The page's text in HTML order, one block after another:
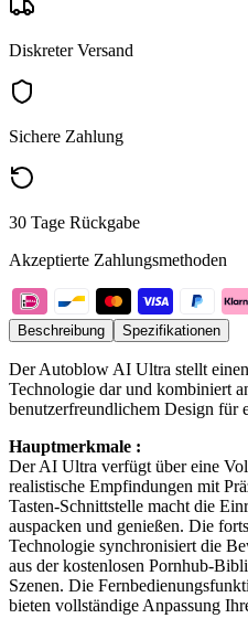
Diskreter Versand
Sichere Zahlung
30 Tage Rückgabe
Akzeptierte Zahlungsmethoden
Beschreibung Spezifikationen
Der Autoblow AI Ultra stellt
Technologie dar und kombiniert
benutzerfreundlichem Design für
Hauptmerkmale :
Der AI Ultra verfügt über eine
realistische Empfindungen mit
Tasten-Schnittstelle macht die
auspacken und genießen. Die
Technologie synchronisiert die
aus der kostenlosen Pornhub-
Szenen. Die
bieten vollständige Anpassung